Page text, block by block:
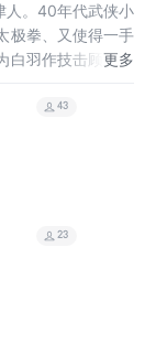
人。40年代武侠小
极拳、又使得一手
白羽作技击顾问，
武侠小说“北派五
43
23